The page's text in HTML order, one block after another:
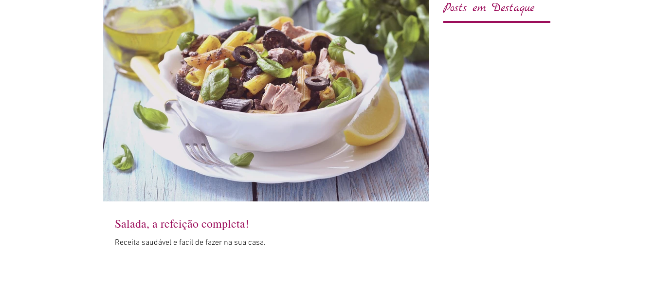
Salada, a refeição completa!
Receita saudável e facil de fazer na sua casa.
Posts em Destaque